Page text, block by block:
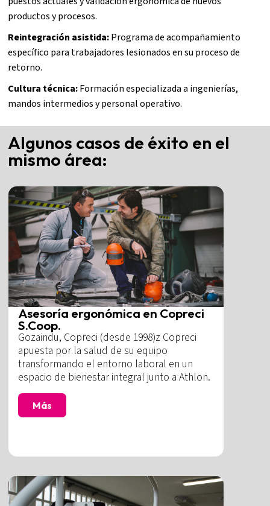
productos y procesos.
Reintegración asistida:Programa de acompañamiento
específico para trabajadores lesionados en su proceso de
retorno.
Cultura técnica:Formación especializada a ingenierías,
mandos intermedios y personal operativo.
Algunos casos de éxito en el
mismo área:
Asesoría ergonómica en Copreci
S.Coop.
Gozaindu, Copreci (desde 1998)z Copreci
apuesta por la salud de su equipo
transformando el entorno laboral en un
espacio de bienestar integral junto a Athlon.
Más